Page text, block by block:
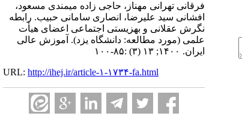
فرقانی تهرانی مهناز، حاجی زاده میمندی مسعود،
افشانی سید علیرضا، انصاری سامانی حبیب. رابطه
نگرش عقلانی و بهزیستی اجتماعی اعضای هیأت
علمی (مورد مطالعه: دانشگاه یزد). آموزش عالی
ایران. ۱۴۰۰; ۱۳ (۳) :۸۵-۱۰۰
URL: http://ihej.ir/article-۱-۱۷۳۴-fa.html